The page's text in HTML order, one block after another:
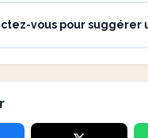
vous pour suggérer